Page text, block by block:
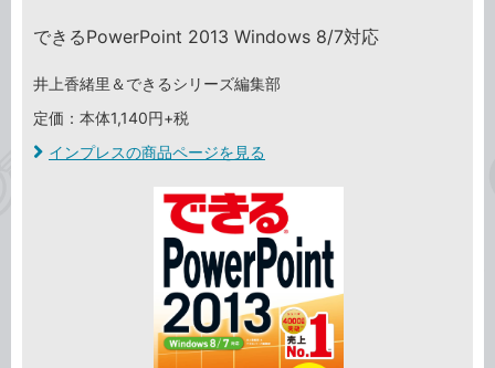
できるPowerPoint 2013 Windows 8/7対応
井上香緒里＆できるシリーズ編集部
定価：本体1,140円+税
インプレスの商品ページを見る